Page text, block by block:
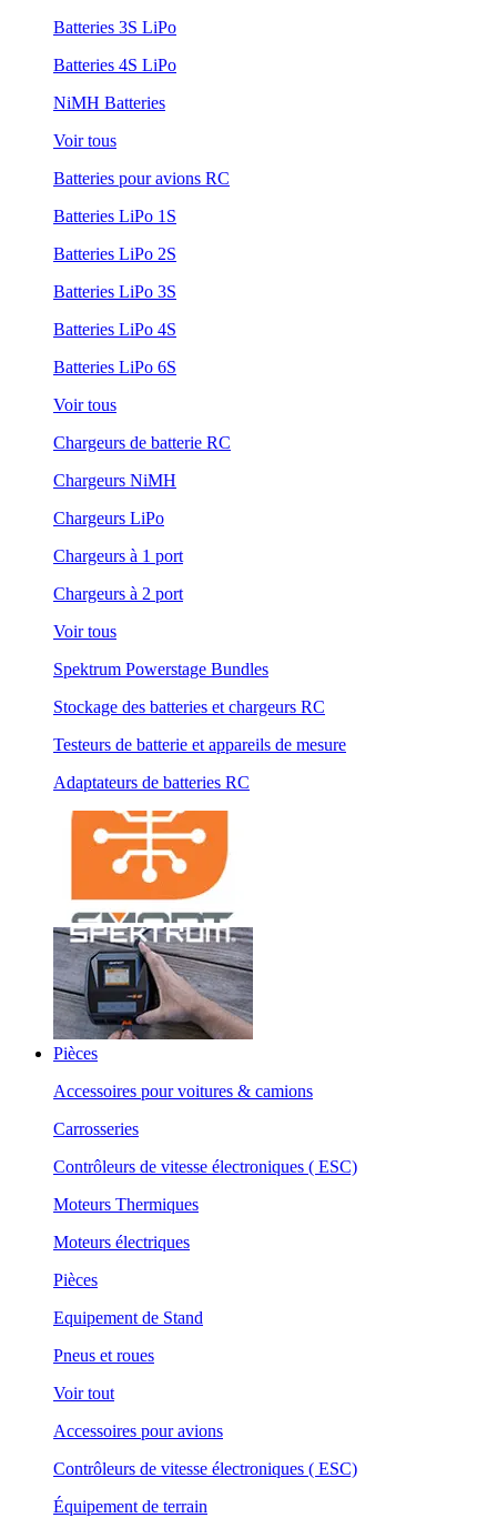
Batteries 3S LiPo
Batteries 4S LiPo
NiMH Batteries
Voir tous
Batteries pour avions RC
Batteries LiPo 1S
Batteries LiPo 2S
Batteries LiPo 3S
Batteries LiPo 4S
Batteries LiPo 6S
Voir tous
Chargeurs de batterie RC
Chargeurs NiMH
Chargeurs LiPo
Chargeurs à 1 port
Chargeurs à 2 port
Voir tous
Spektrum Powerstage Bundles
Stockage des batteries et chargeurs RC
Testeurs de batterie et appareils de mesure
Adaptateurs de batteries RC
Pièces
Accessoires pour voitures & camions
Carrosseries
Contrôleurs de vitesse électroniques ( ESC)
Moteurs Thermiques
Moteurs électriques
Pièces
Equipement de Stand
Pneus et roues
Voir tout
Accessoires pour avions
Contrôleurs de vitesse électroniques ( ESC)
Équipement de terrain